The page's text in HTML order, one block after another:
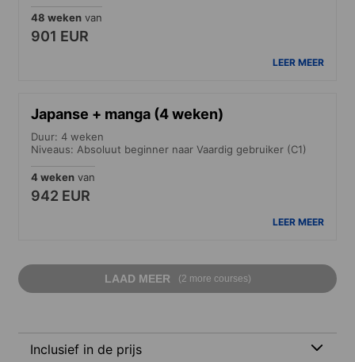
48 weken van
901 EUR
LEER MEER
Japanse + manga (4 weken)
Duur: 4 weken
Niveaus: Absoluut beginner naar Vaardig gebruiker (C1)
4 weken van
942 EUR
LEER MEER
LAAD MEER (2 more courses)
Inclusief in de prijs